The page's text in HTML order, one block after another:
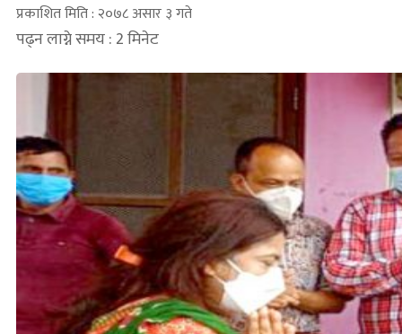
प्रकाशित मिति : २०७८ असार ३ गते
पढ्न लाग्ने समय : 2 मिनेट